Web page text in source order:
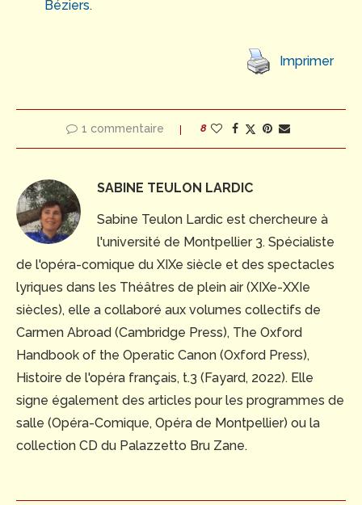
Béziers.
Imprimer
1 commentaire 8
SABINE TEULON LARDIC
Sabine Teulon Lardic est chercheure à
l'université de Montpellier 3. Spécialiste
de l'opéra-comique du XIXe siècle et des spectacles
lyriques dans les Théâtres de plein air (XIXe-XXIe
siècles), elle a collaboré aux volumes collectifs de
Carmen Abroad (Cambridge Press), The Oxford
Handbook of the Operatic Canon (Oxford Press),
Histoire de l'opéra français, t.3 (Fayard, 2022). Elle
signe également des articles pour les programmes de
salle (Opéra-Comique, Opéra de Montpellier) ou la
collection CD du Palazzetto Bru Zane.